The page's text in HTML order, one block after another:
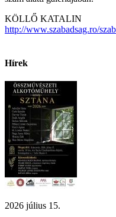
KÖLLŐ KATALIN
http://www.szabadsag.ro/
Hírek
2026 július 15.